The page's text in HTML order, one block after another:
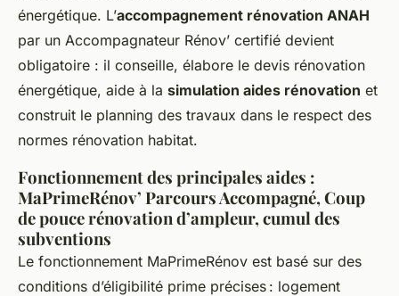
énergétique. L’accompagnement rénovation ANAH
par un Accompagnateur Rénov’ certifié devient
obligatoire : il conseille, élabore le devis rénovation
énergétique, aide à la simulation aides rénovation et
construit le planning des travaux dans le respect des
normes rénovation habitat.
Fonctionnement des principales aides :
MaPrimeRénov’ Parcours Accompagné, Coup
de pouce rénovation d’ampleur, cumul des
subventions
Le fonctionnement MaPrimeRénov est basé sur des
conditions d’éligibilité prime précises : logement